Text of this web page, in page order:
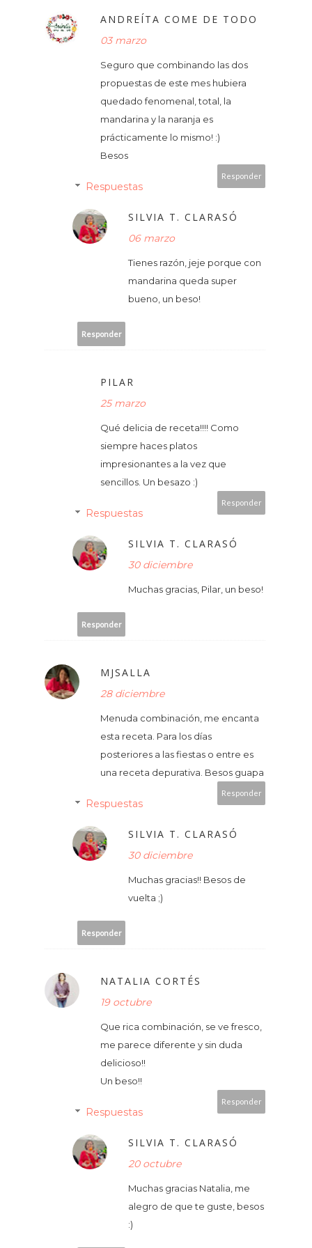
ANDREÍTA COME DE TODO
03 marzo
Seguro que combinando las dos
propuestas de este mes hubiera
quedado fenomenal, total, la
mandarina y la naranja es
prácticamente lo mismo! :)
Besos
Responder
Respuestas
SILVIA T. CLARASÓ
06 marzo
Tienes razón, jeje porque con
mandarina queda super
bueno, un beso!
Responder
PILAR
25 marzo
Qué delicia de receta!!!! Como
siempre haces platos
impresionantes a la vez que
sencillos. Un besazo :)
Responder
Respuestas
SILVIA T. CLARASÓ
30 diciembre
Muchas gracias, Pilar, un beso!
Responder
MJSALLA
28 diciembre
Menuda combinación, me encanta
esta receta. Para los días
posteriores a las fiestas o entre es
una receta depurativa. Besos guapa
Responder
Respuestas
SILVIA T. CLARASÓ
30 diciembre
Muchas gracias!! Besos de
vuelta ;)
Responder
NATALIA CORTÉS
19 octubre
Que rica combinación, se ve fresco,
me parece diferente y sin duda
delicioso!!
Un beso!!
Responder
Respuestas
SILVIA T. CLARASÓ
20 octubre
Muchas gracias Natalia, me
alegro de que te guste, besos
:)